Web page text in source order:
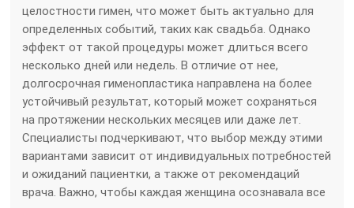
целостности гимен, что может быть актуально для
определенных событий, таких как свадьба. Однако
эффект от такой процедуры может длиться всего
несколько дней или недель. В отличие от нее,
долгосрочная гименопластика направлена на более
устойчивый результат, который может сохраняться
на протяжении нескольких месяцев или даже лет.
Специалисты подчеркивают, что выбор между этими
вариантами зависит от индивидуальных потребностей
и ожиданий пациентки, а также от рекомендаций
врача. Важно, чтобы каждая женщина осознавала все